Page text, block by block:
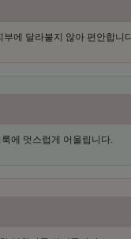
에 달라붙지 않아 편안합니
에 멋스럽게 어울립니다.